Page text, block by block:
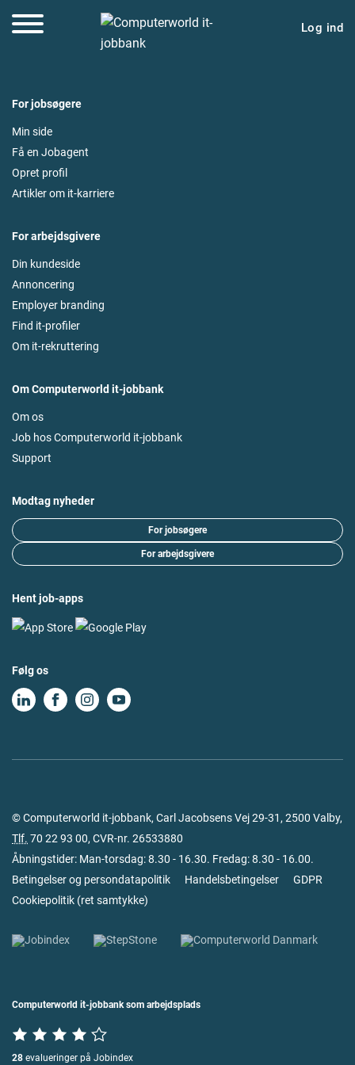
Log ind
For jobsøgere
Min side
Få en Jobagent
Opret profil
Artikler om it-karriere
For arbejdsgivere
Din kundeside
Annoncering
Employer branding
Find it-profiler
Om it-rekruttering
Om Computerworld it-jobbank
Om os
Job hos Computerworld it-jobbank
Support
Modtag nyheder
For jobsøgere
For arbejdsgivere
Hent job-apps
Følg os
© Computerworld it-jobbank, Carl Jacobsens Vej 29-31, 2500 Valby,
Tlf. 70 22 93 00, CVR-nr. 26533880
Åbningstider: Man-torsdag: 8.30 - 16.30. Fredag: 8.30 - 16.00.
Betingelser og persondatapolitik
Handelsbetingelser
GDPR
Cookiepolitik (ret samtykke)
Computerworld it-jobbank som arbejdsplads
28 evalueringer på Jobindex